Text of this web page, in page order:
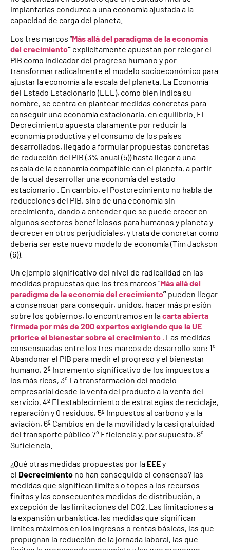
implantarlas conduzca a una economía ajustada a la
capacidad de carga del planeta.
Los tres marcos “Más allá del paradigma de la economía
del crecimiento” explícitamente apuestan por relegar el
PIB como indicador del progreso humano y por
transformar radicalmente el modelo socioeconómico para
ajustar la economía a la escala del planeta. La Economía
del Estado Estacionario (EEE), como bien indica su
nombre, se centra en plantear medidas concretas para
conseguir una economía estacionaria, en equilibrio. El
Decrecimiento apuesta claramente por reducir la
economía productiva y el consumo de los países
desarrollados, llegado a formular propuestas concretas
de reducción del PIB (3% anual (5)) hasta llegar a una
escala de la economía compatible con el planeta, a partir
de la cual desarrollar una economía del estado
estacionario . En cambio, el Postcrecimiento no habla de
reducciones del PIB, sino de una economía sin
crecimiento, dando a entender que se puede crecer en
algunos sectores beneficiosos para humanos y planeta y
decrecer en otros perjudiciales, y trata de concretar como
debería ser este nuevo modelo de economía (Tim Jackson
(6)).
Un ejemplo significativo del nivel de radicalidad en las
medidas propuestas que los tres marcos “Más allá del
paradigma de la economía del crecimiento” pueden llegar
a consensuar para conseguir, unidos, hacer más presión
sobre los gobiernos, lo encontramos en lacarta abierta
firmada por más de 200 expertos exigiendo que la UE
priorice el bienestar sobre el crecimiento . Las medidas
consensuadas entre los tres marcos de desarrollo son: 1º
Abandonar el PIB para medir el progreso y el bienestar
humano, 2º Incremento significativo de los impuestos a
los más ricos, 3º La transformación del modelo
empresarial desde la venta del producto a la venta del
servicio, 4º El establecimiento de estrategias de reciclaje,
reparación y 0 residuos, 5º Impuestos al carbono y a la
aviación, 6º Cambios en de la movilidad y la casi gratuidad
del transporte público 7º Eficiencia y, por supuesto, 8º
Suficiencia.
¿Qué otras medidas propuestas por la EEEy
el Decrecimiento no han conseguido el consenso? las
medidas que significan límites o topes a los recursos
finitos y las consecuentes medidas de distribución, a
excepción de las limitaciones del CO2. Las limitaciones a
la expansión urbanística, las medidas que significan
límites máximos en los ingresos o rentas básicas, las que
propugnan la reducción de la jornada laboral, las que